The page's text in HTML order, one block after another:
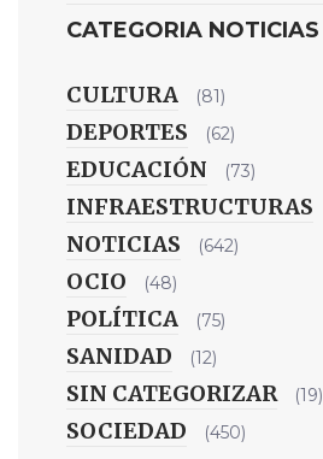
CATEGORIA NOTICIAS
CULTURA (81)
DEPORTES (62)
EDUCACIÓN (73)
INFRAESTRUCTURAS
NOTICIAS (642)
OCIO (48)
POLÍTICA (75)
SANIDAD (12)
SIN CATEGORIZAR (19)
SOCIEDAD (450)